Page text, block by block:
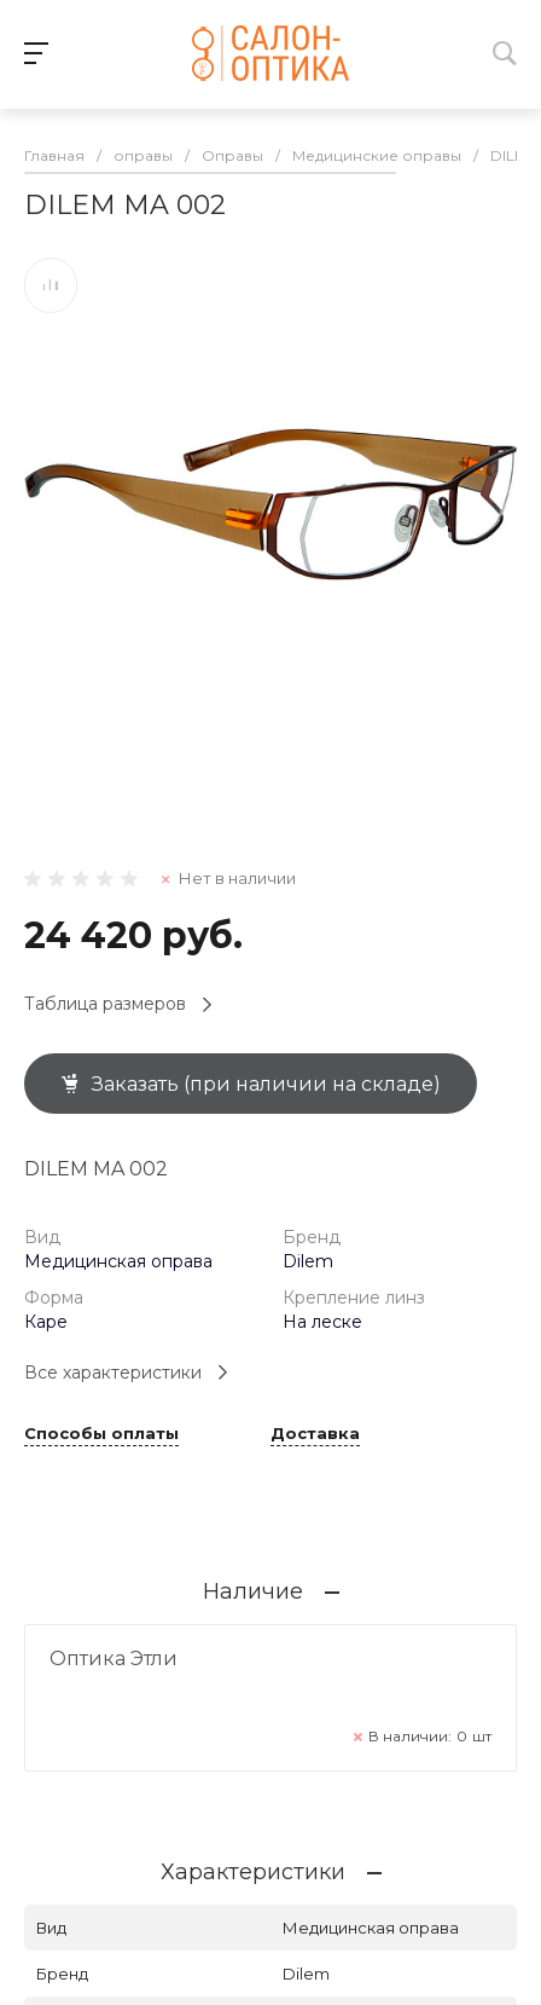
Главная / оправы / Оправы / Медицинские оправы / DILEM
DILEM MA 002
Нет в наличии
24 420 руб.
Таблица размеров
Заказать (при наличии на складе)
DILEM MA 002
Вид
Медицинская оправа
Бренд
Dilem
Форма
Каре
Крепление линз
На леске
Все характеристики
Способы оплаты Доставка
Наличие
Оптика Этли
В наличии: 0 шт
Характеристики
Вид Медицинская оправа
Бренд Dilem